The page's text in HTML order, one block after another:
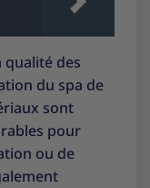
des
du spa de
sont
pour
ou de